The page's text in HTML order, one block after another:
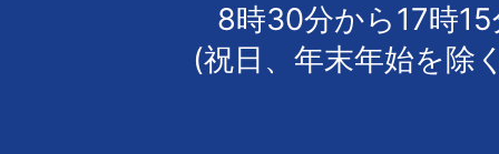
8時30分から17時
(祝日、年末年始を除